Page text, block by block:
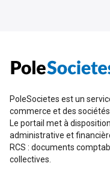
PoleSocietes est un
commerce et des sociétés.
Le portail met à
administrative et
RCS : documents
collectives.